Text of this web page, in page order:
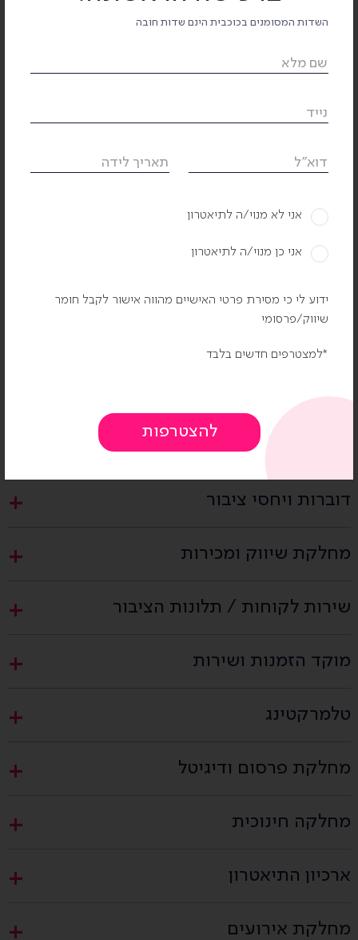
טקסט חופשי...
לשכת מנכ"ל
מחלקת כספים
המחלקה הבינלאומית
דוברות ויחסי ציבור
מחלקת שיווק ומכירות
שירות לקוחות / תלונות הציבור
מוקד הזמנות ושירות
טלמרקטינג
מחלקת פרסום ודיגיטל
מחלקה חינוכית
ארכיון התיאטרון
מחלקת אירועים
השדות המסומנים בכוכבית הינם שדות חובה
שם מלא
נייד
דוא"ל תאריך לידה
אני לא מנוי/ה לתיאטרון
אני כן מנוי/ה לתיאטרון
ידוע לי כי מסירת פרטי האישיים מהווה אישור לקבל חומר
שיווק/פרסומי
למצטרפים חדשים בלבד